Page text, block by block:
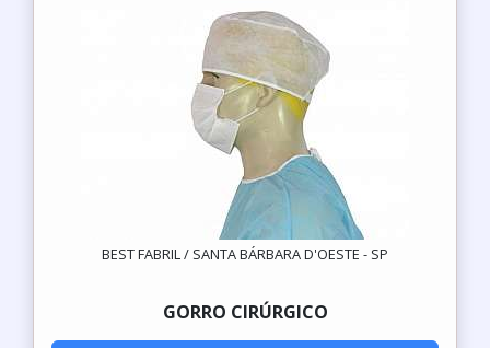
BEST FABRIL / SANTA BÁRBARA D'OESTE - SP
GORRO CIRÚRGICO